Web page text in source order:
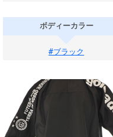
ボディーカラー
#ブラック